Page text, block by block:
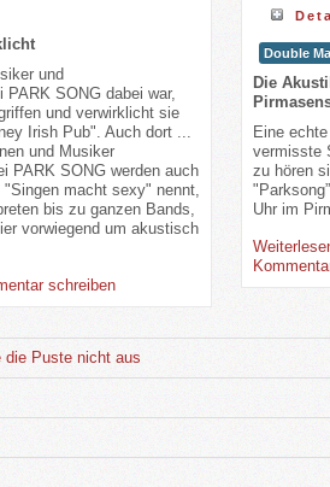
und
SONG dabei war,
und verwirklicht sie
Irish Pub". Auch dort ...
und Musiker
PARK SONG werden auch
macht sexy" nennt,
bis zu ganzen Bands,
vorwiegend um akustisch
schreiben
Double
Die
Eine
vermisste
zu hören
Uhr im
die Puste nicht aus